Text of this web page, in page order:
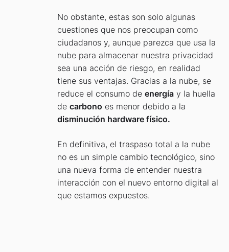
No obstante, estas son solo algunas
cuestiones que nos preocupan como
ciudadanos y, aunque parezca que usa la
nube para almacenar nuestra privacidad
sea una acción de riesgo, en realidad
tiene sus ventajas. Gracias a la nube, se
reduce el consumo de energía y la huella
de carbono es menor debido a la
disminución hardware físico.
En definitiva, el traspaso total a la nube
no es un simple cambio tecnológico, sino
una nueva forma de entender nuestra
interacción con el nuevo entorno digital al
que estamos expuestos.